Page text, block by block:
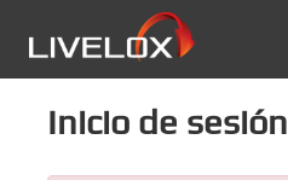
Inicio de sesión